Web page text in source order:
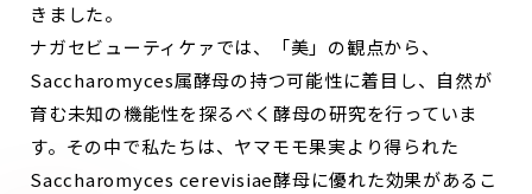
きました。
ナガセビューティケァでは、「美」の観点から、
Saccharomyces属酵母の持つ可能性に着目し、 自然が
育む未知の機能性を探るべく酵母の研究を行っていま
す。その中で私たちは、ヤマモモ果実より得られた
Saccharomyces cerevisiae酵母に優れた効果があるこ